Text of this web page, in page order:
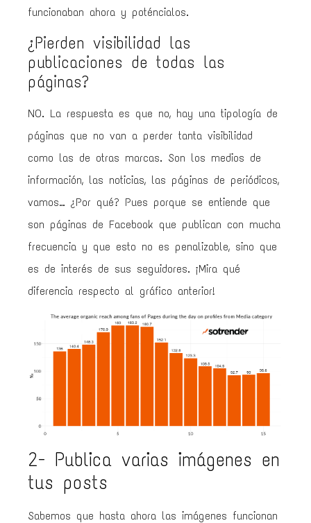
funcionaban ahora y poténcialos.
¿Pierden visibilidad las
publicaciones de todas las
páginas?
NO. La respuesta es que no, hay una tipología de
páginas que no van a perder tanta visibilidad
como las de otras marcas. Son los medios de
información, las noticias, las páginas de periódicos,
vamos… ¿Por qué? Pues porque se entiende que
son páginas de Facebook que publican con mucha
frecuencia y que esto no es penalizable, sino que
es de interés de sus seguidores. ¡Mira qué
diferencia respecto al gráfico anterior!
2- Publica varias imágenes en
tus posts
Sabemos que hasta ahora las imágenes funcionan